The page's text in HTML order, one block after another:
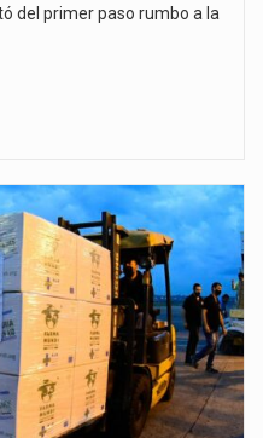
del primer paso rumbo a la